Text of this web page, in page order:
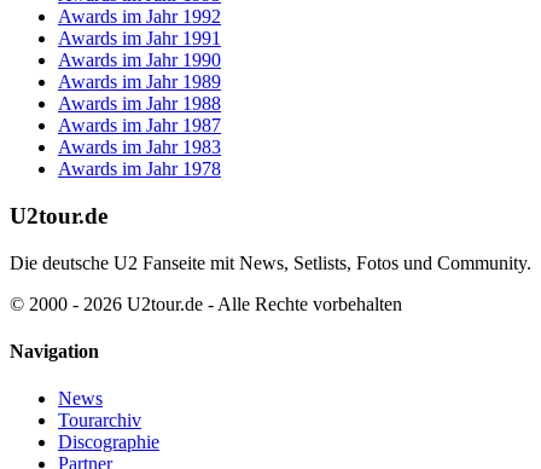
Awards im Jahr 1992
Awards im Jahr 1991
Awards im Jahr 1990
Awards im Jahr 1989
Awards im Jahr 1988
Awards im Jahr 1987
Awards im Jahr 1983
Awards im Jahr 1978
U2tour.de
Die deutsche U2 Fanseite mit News, Setlists, Fotos und Community.
© 2000 - 2026 U2tour.de - Alle Rechte vorbehalten
Navigation
News
Tourarchiv
Discographie
Partner